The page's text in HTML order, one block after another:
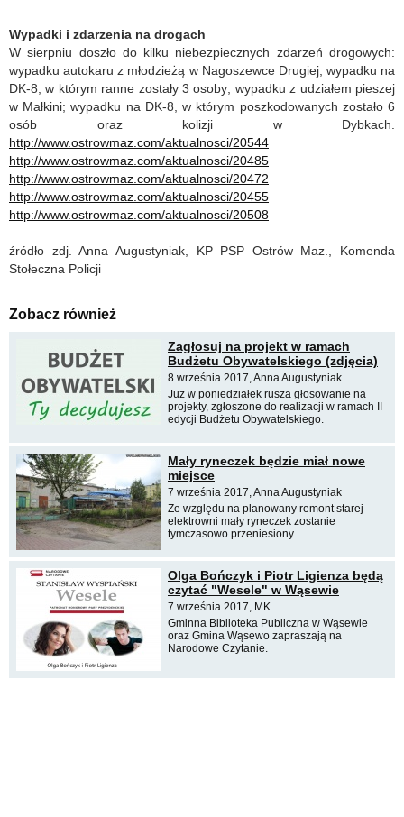
Wypadki i zdarzenia na drogach
W sierpniu doszło do kilku niebezpiecznych zdarzeń drogowych:
wypadku autokaru z młodzieżą w Nagoszewce Drugiej; wypadku na
DK-8, w którym ranne zostały 3 osoby; wypadku z udziałem pieszej
w Małkini; wypadku na DK-8, w którym poszkodowanych zostało 6
osób oraz kolizji w Dybkach.
http://www.ostrowmaz.com/aktualnosci/20544
http://www.ostrowmaz.com/aktualnosci/20485
http://www.ostrowmaz.com/aktualnosci/20472
http://www.ostrowmaz.com/aktualnosci/20455
http://www.ostrowmaz.com/aktualnosci/20508
źródło zdj. Anna Augustyniak, KP PSP Ostrów Maz., Komenda
Stołeczna Policji
Zobacz również
Zagłosuj na projekt w ramach
Budżetu Obywatelskiego (zdjęcia)
8 września 2017, Anna Augustyniak
Już w poniedziałek rusza głosowanie na
projekty, zgłoszone do realizacji w ramach II
edycji Budżetu Obywatelskiego.
Mały ryneczek będzie miał nowe
miejsce
7 września 2017, Anna Augustyniak
Ze względu na planowany remont starej
elektrowni mały ryneczek zostanie
tymczasowo przeniesiony.
Olga Bończyk i Piotr Ligienza będą
czytać "Wesele" w Wąsewie
7 września 2017, MK
Gminna Biblioteka Publiczna w Wąsewie
oraz Gmina Wąsewo zapraszają na
Narodowe Czytanie.